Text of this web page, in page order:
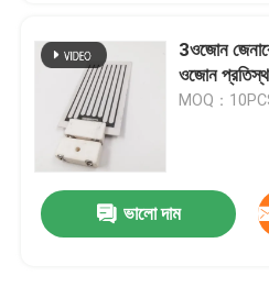
3ওজোন
ওজোন
MOQ：
ভালো দাম